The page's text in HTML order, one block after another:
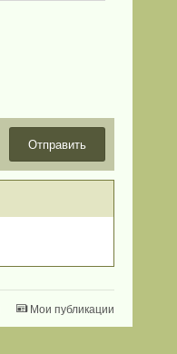
Отправить
Мои публикации